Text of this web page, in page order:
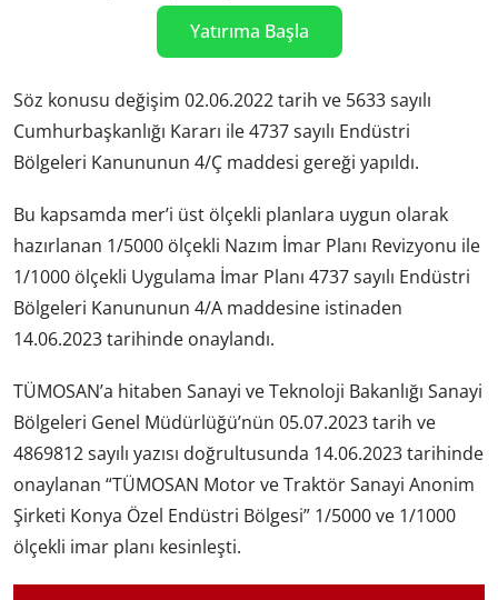
Yatırıma Başla
Söz konusu değişim 02.06.2022 tarih ve 5633 sayılı
Cumhurbaşkanlığı Kararı ile 4737 sayılı Endüstri
Bölgeleri Kanununun 4/Ç maddesi gereği yapıldı.
Bu kapsamda mer’i üst ölçekli planlara uygun olarak
hazırlanan 1/5000 ölçekli Nazım İmar Planı Revizyonu ile
1/1000 ölçekli Uygulama İmar Planı 4737 sayılı Endüstri
Bölgeleri Kanununun 4/A maddesine istinaden
14.06.2023 tarihinde onaylandı.
TÜMOSAN’a hitaben Sanayi ve Teknoloji Bakanlığı Sanayi
Bölgeleri Genel Müdürlüğü’nün 05.07.2023 tarih ve
4869812 sayılı yazısı doğrultusunda 14.06.2023 tarihinde
onaylanan “TÜMOSAN Motor ve Traktör Sanayi Anonim
Şirketi Konya Özel Endüstri Bölgesi” 1/5000 ve 1/1000
ölçekli imar planı kesinleşti.